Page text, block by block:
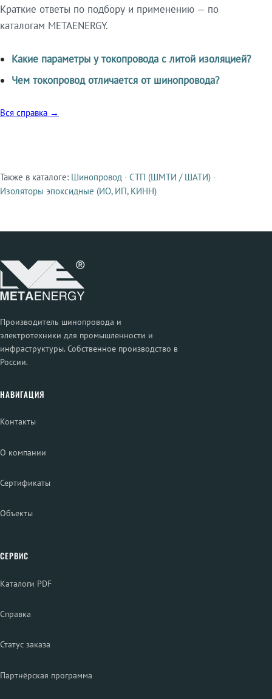
Краткие ответы по подбору и применению — по
каталогам METAENERGY.
Какие параметры у токопровода с литой изоляцией?
Чем токопровод отличается от шинопровода?
Вся справка →
Смежные продукты
Также в каталоге: Шинопровод · СТП (ШМТИ / ШАТИ) ·
Изоляторы эпоксидные (ИО, ИП, КИНН)
Производитель шинопровода и
электротехники для промышленности и
инфраструктуры. Собственное производство в
России.
НАВИГАЦИЯ
Контакты
О компании
Сертификаты
Объекты
СЕРВИС
Каталоги PDF
Справка
Статус заказа
Партнёрская программа